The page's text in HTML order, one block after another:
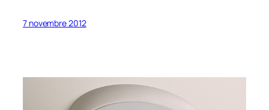
7 novembre 2012